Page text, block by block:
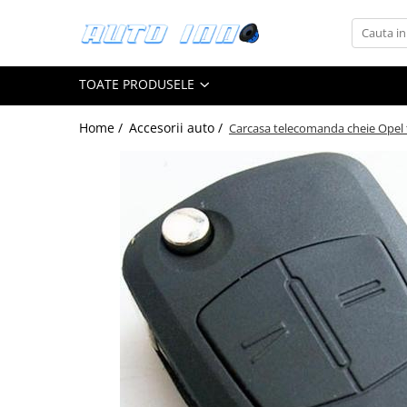
Accesorii interior
Huse scaun auto dedicate
Tavite portbagaj auto
Accesorii Sisteme Audio
TOATE PRODUSELE
Home / Accesorii auto / Carcasa telecomanda cheie